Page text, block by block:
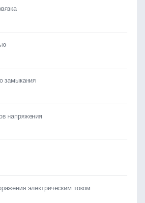
замыкания
напряжения
электрическим током